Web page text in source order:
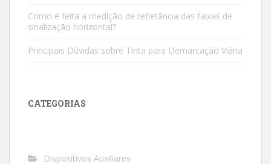
Como é feita a medição de refletância das faixas de
sinalização horizontal?
Principais Dúvidas sobre Tinta para Demarcação Viária
CATEGORIAS
Dispositivos Auxiliares